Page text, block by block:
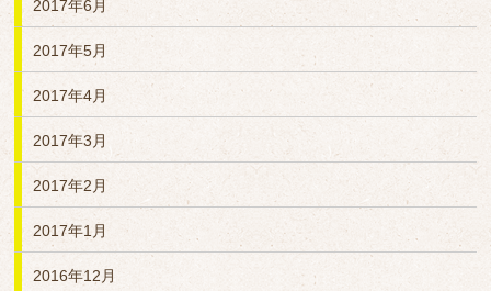
2017年6月
2017年5月
2017年4月
2017年3月
2017年2月
2017年1月
2016年12月